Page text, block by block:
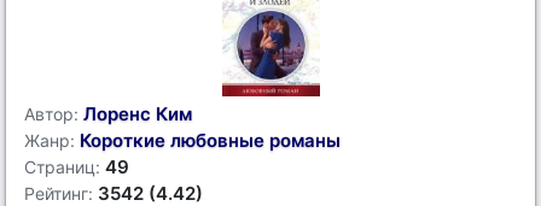
Автор: Лоренс Ким
Жанр: Короткие любовные романы
Страниц: 49
Рейтинг: 3542 (4.42)